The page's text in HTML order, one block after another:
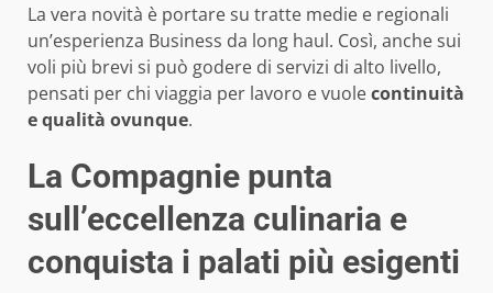
La vera novità è portare su tratte medie e regionali
un’esperienza Business da long haul. Così, anche sui
voli più brevi si può godere di servizi di alto livello,
pensati per chi viaggia per lavoro e vuolecontinuità
e qualità ovunque.
La Compagnie punta
sull’eccellenza culinaria e
conquista i palati più esigenti